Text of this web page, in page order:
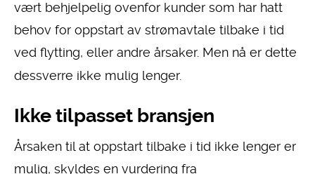
vært behjelpelig ovenfor kunder som har hatt
behov for oppstart av strømavtale tilbake i tid
ved flytting, eller andre årsaker. Men nå er dette
dessverre ikke mulig lenger.
Ikke tilpasset bransjen
Årsaken til at oppstart tilbake i tid ikke lenger er
mulig, skyldes en vurdering fra